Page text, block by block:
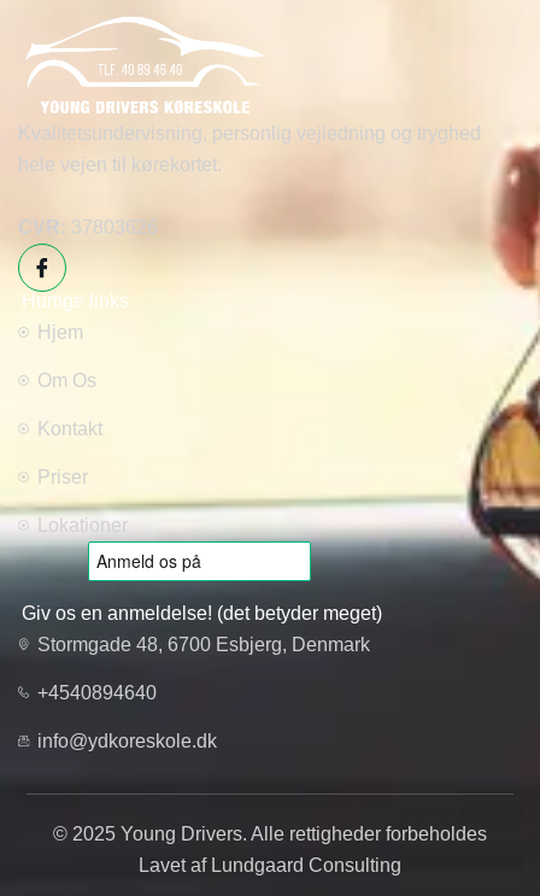
Kvalitetsundervisning, personlig vejledning og tryghed
hele vejen til kørekortet.
CVR: 37803626
Hurtige links
Hjem
Om Os
Kontakt
Priser
Lokationer
Giv os en anmeldelse! (det betyder meget)
Stormgade 48, 6700 Esbjerg, Denmark
+4540894640
info@ydkoreskole.dk
© 2025 Young Drivers. Alle rettigheder forbeholdes
Lavet af Lundgaard Consulting